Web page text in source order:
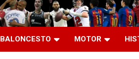
BALONCESTO MOTOR